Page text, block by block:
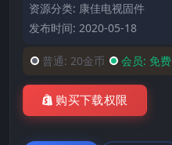
资源分类: 康佳电视固件
发布时间: 2020-05-18
普通: 20金币 会员: 免费
购买下载权限